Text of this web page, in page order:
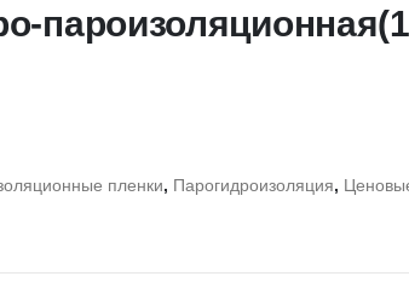
пленки, Парогидроизоляция,